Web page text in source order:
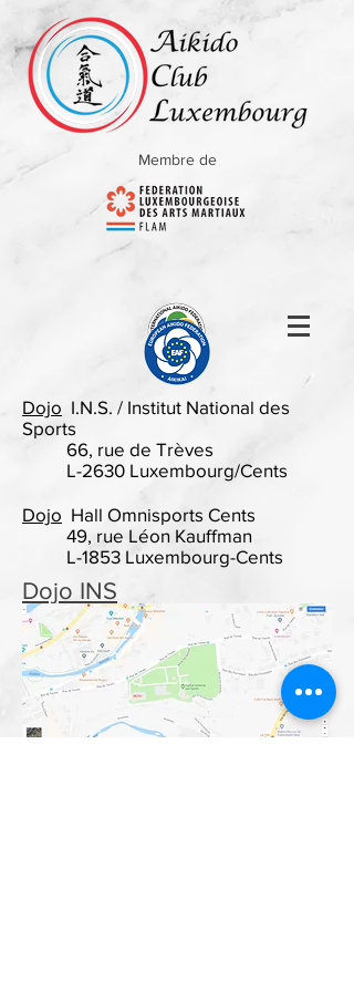
Membre de
Dojo I.N.S. / Institut National des
Sports
66, rue de Trèves
L-2630 Luxembourg/Cents
Dojo Hall Omnisports Cents
49, rue Léon Kauffman
L-1853 Luxembourg-Cents
Dojo INS